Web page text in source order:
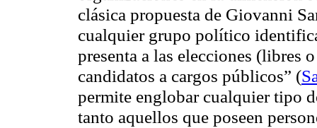
clásica propuesta de Giovanni
cualquier grupo político
presenta a las elecciones (libres
candidatos a cargos públicos” (
permite englobar cualquier tipo
tanto aquellos que poseen